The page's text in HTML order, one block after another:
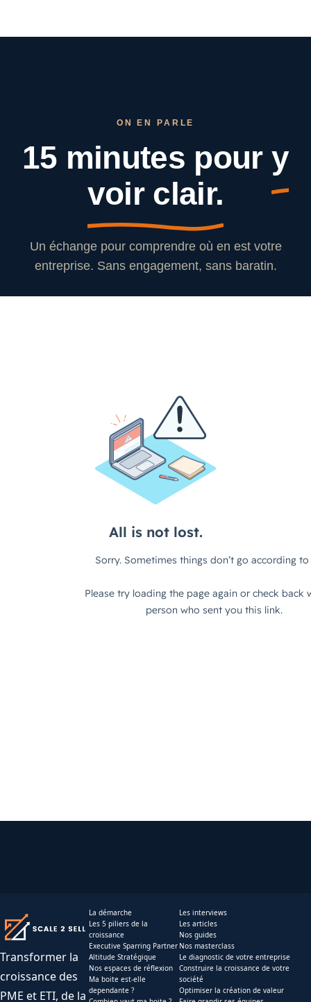
ON EN PARLE
15 minutes pour y
voir clair.
Un échange pour comprendre où en est votre
entreprise. Sans engagement, sans baratin.
Transformer la
croissance des
PME et ETI, de la
La démarche
Les 5 piliers de la
croissance
Executive Sparring Partner
Altitude Stratégique
Nos espaces de réflexion
Ma boite est-elle
dependante ?
Les interviews
Les articles
Nos guides
Nos masterclass
Le diagnostic de votre entreprise
Construire la croissance de votre
société
Optimiser la création de valeur